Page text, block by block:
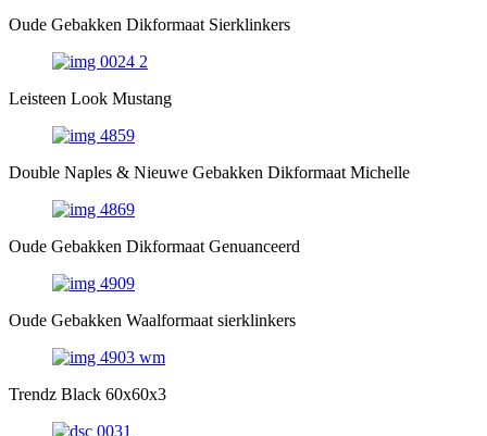
Oude Gebakken Dikformaat Sierklinkers
Leisteen Look Mustang
Double Naples & Nieuwe Gebakken Dikformaat Michelle
Oude Gebakken Dikformaat Genuanceerd
Oude Gebakken Waalformaat sierklinkers
Trendz Black 60x60x3